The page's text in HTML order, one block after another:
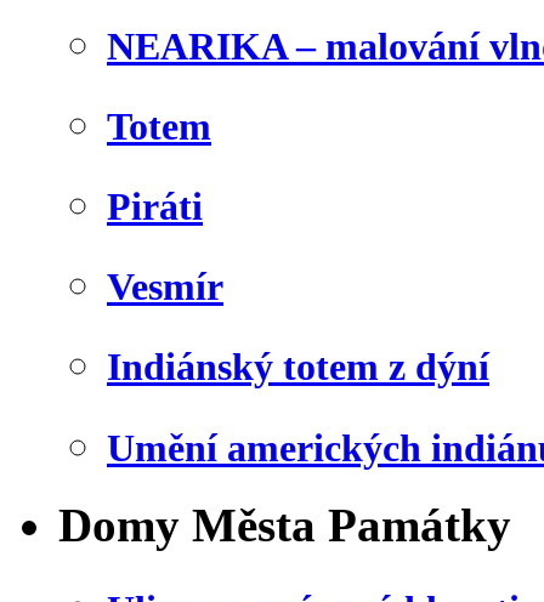
NEARIKA – malování
Totem
Piráti
Vesmír
Indiánský totem z dýní
Umění amerických
Domy Města Památky